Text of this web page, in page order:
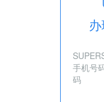
手机号
码